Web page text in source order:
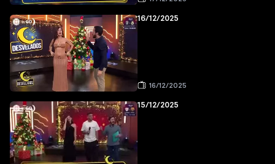
16/12/2025
16/12/2025
15/12/2025